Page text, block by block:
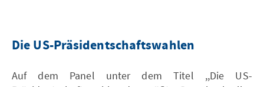
Die US-Präsidentschaftswahlen
Auf dem Panel unter dem Titel ,,Die US-